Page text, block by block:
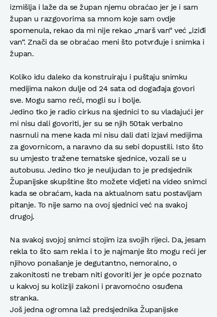
izmišlja i laže da se župan njemu obraćao jer je i sam
župan u razgovorima sa mnom koje sam ovdje
spomenula, rekao da mi nije rekao „marš van“ već „iziđi
van“. Znači da se obraćao meni što potvrđuje i snimka i
župan.
Koliko idu daleko da konstruiraju i puštaju snimku
medijima nakon dulje od 24 sata od događaja govori
sve. Mogu samo reći, mogli su i bolje.
Jedino tko je radio cirkus na sjednici to su vladajući jer
mi nisu dali govoriti, jer su se njih 50tak verbalno
nasrnuli na mene kada mi nisu dali dati izjavi medijima
za govornicom, a naravno da su sebi dopustili. Isto što
su umjesto tražene tematske sjednice, vozali se u
autobusu. Jedino tko je neuljudan to je predsjednik
Županijske skupštine što možete vidjeti na video snimci
kada se obraćam, kada na aktualnom satu postavljam
pitanje. To nije samo na ovoj sjednici već na svakoj
drugoj.
Na svakoj svojoj snimci stojim iza svojih rijeci. Da, jesam
rekla to što sam rekla i to je najmanje što mogu reći jer
njihovo ponašanje je degutantno, nemoralno, o
zakonitosti ne trebam niti govoriti jer je opće poznato
u kakvoj su koliziji zakoni i pravomoćno osuđena
stranka.
Još jedna ogromna laž predsjednika Županijske